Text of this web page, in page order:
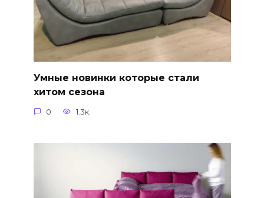
Умные новинки которые стали
хитом сезона
0 1.3к.